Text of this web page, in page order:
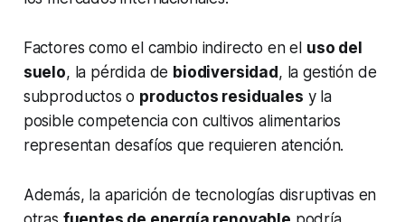
Factores como el cambio indirecto en el uso del
suelo, la pérdida de biodiversidad , la gestión de
subproductos o productos residuales y la
posible competencia con cultivos alimentarios
representan desafíos que requieren atención.
Además, la aparición de tecnologías disruptivas en